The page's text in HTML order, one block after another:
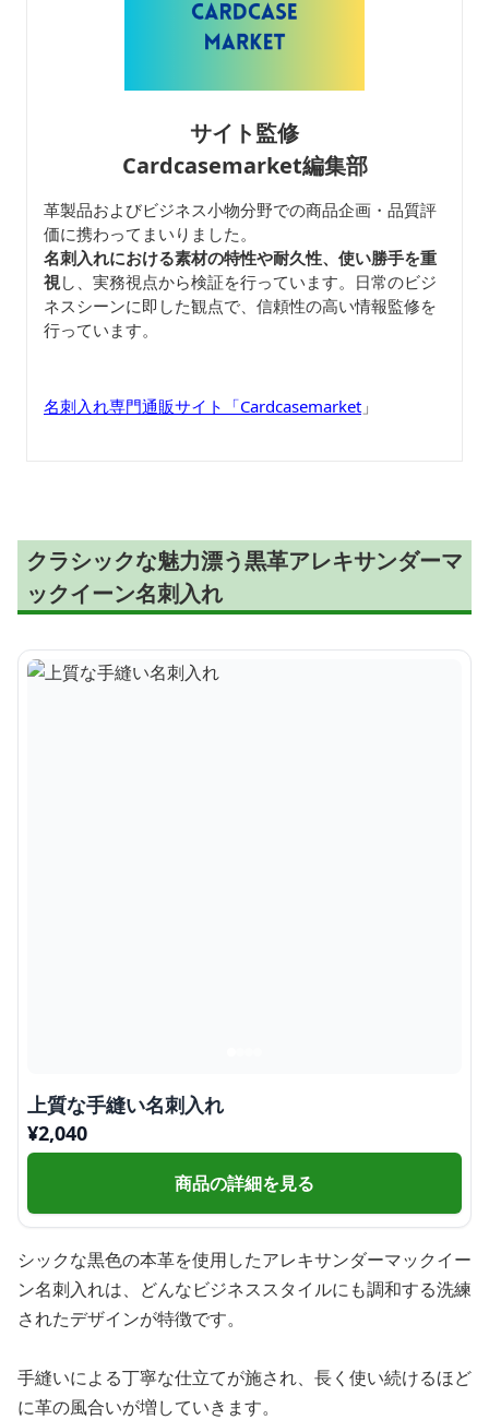
サイト監修
Cardcasemarket編集部
革製品およびビジネス小物分野での商品企画・品質評
価に携わってまいりました。
名刺入れにおける素材の特性や耐久性、使い勝手を重
視し、実務視点から検証を行っています。日常のビジ
ネスシーンに即した観点で、信頼性の高い情報監修を
行っています。
名刺入れ専門通販サイト「Cardcasemarket 」
クラシックな魅力漂う黒革アレキサンダーマ
ックイーン名刺入れ
上質な手縫い名刺入れ
¥2,040
商品の詳細を見る
シックな黒色の本革を使用したアレキサンダーマックイー
ン名刺入れは、どんなビジネススタイルにも調和する洗練
されたデザインが特徴です。
手縫いによる丁寧な仕立てが施され、長く使い続けるほど
に革の風合いが増していきます。